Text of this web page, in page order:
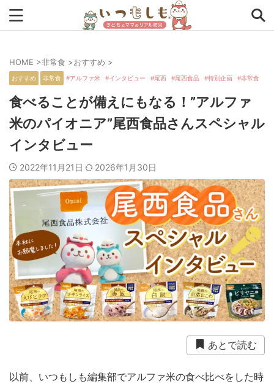
タグから探す
0次の備え 1次の備え 2次の備え まとめ
アプリ インタビュー コラム チェックリスト
ツール ママ防災士リサのいつもしも
備蓄 収納 台風 在宅避難 地震
外出中 外出先 小学生 幼児 座談会
暮らし方 検証 特別企画 生理 発災直後
衛生用品 被災中 豪雨 赤ちゃん 避難前
避難所 野菜 防災おでかけ 防災グッズ
非常食
HOME >非常食 >おすすめ >
おすすめ 非常食 アルファ米 インタビュー 尾西 尾西食品 特別企画 非常食
食べることが備えにもなる！”アルファ
米のパイオニア”尾西食品さんスペシャル
インタビュー
2022年11月21日 2026年1月30日
あとで読む
以前、いつもしも編集部でアルファ米の食べ比べをした時